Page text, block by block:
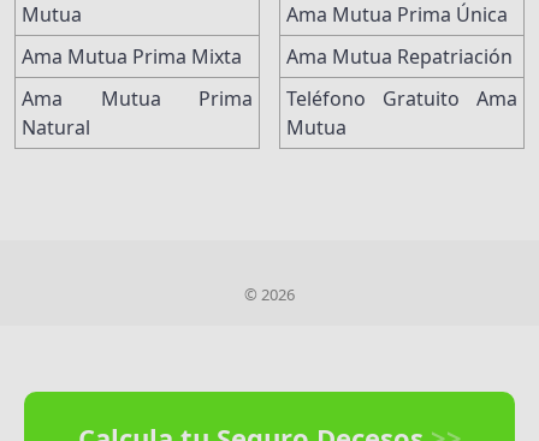
Mutua
Ama Mutua Prima Mixta
Ama Mutua Prima
Natural
Ama Mutua Prima Única
Ama Mutua Repatriación
Teléfono Gratuito Ama
Mutua
© 2026